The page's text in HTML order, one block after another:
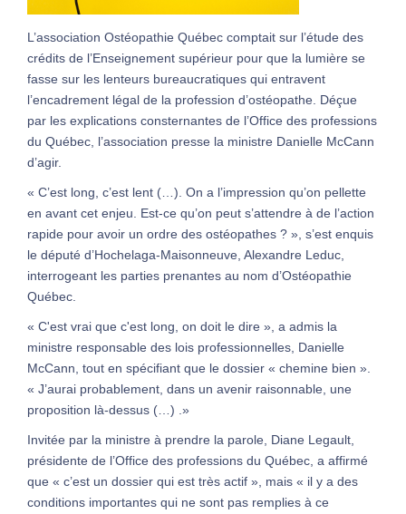
L’association Ostéopathie Québec comptait sur l’étude des
crédits de l’Enseignement supérieur pour que la lumière se
fasse sur les lenteurs bureaucratiques qui entravent
l’encadrement légal de la profession d’ostéopathe. Déçue
par les explications consternantes de l’Office des professions
du Québec, l’association presse la ministre Danielle McCann
d’agir.
« C’est long, c’est lent (…). On a l’impression qu’on pellette
en avant cet enjeu. Est-ce qu’on peut s’attendre à de l’action
rapide pour avoir un ordre des ostéopathes ? », s’est enquis
le député d’Hochelaga-Maisonneuve, Alexandre Leduc,
interrogeant les parties prenantes au nom d’Ostéopathie
Québec.
« C'est vrai que c'est long, on doit le dire », a admis la
ministre responsable des lois professionnelles, Danielle
McCann, tout en spécifiant que le dossier « chemine bien ».
« J’aurai probablement, dans un avenir raisonnable, une
proposition là-dessus (…) .»
Invitée par la ministre à prendre la parole, Diane Legault,
présidente de l’Office des professions du Québec, a affirmé
que « c’est un dossier qui est très actif », mais « il y a des
conditions importantes qui ne sont pas remplies à ce